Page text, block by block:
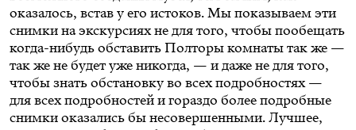
оказалось, встав у его истоков. Мы показываем эти
снимки на экскурсиях не для того, чтобы пообещать
когда-нибудь обставить Полторы комнаты так же —
так же не будет уже никогда, — и даже не для того,
чтобы знать обстановку во всех подробностях —
для всех подробностей и гораздо более подробные
снимки оказались бы несовершенными. Лучшее,